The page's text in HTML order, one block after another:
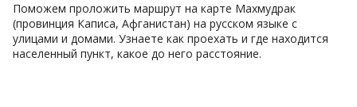
Поможем проложить маршрут на карте Махмудрак
(провинция Каписа, Афганистан) на русском языке с
улицами и домами. Узнаете как проехать и где находится
населенный пункт, какое до него расстояние.